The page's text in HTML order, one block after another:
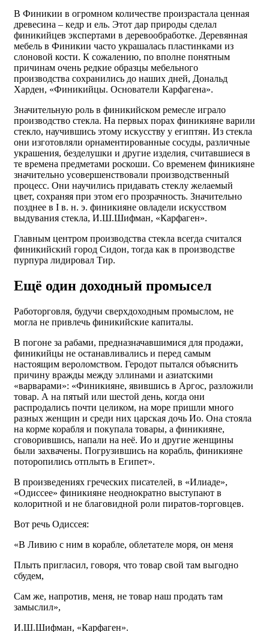
В Финикии в огромном количестве произрастала ценная
древесина – кедр и ель. Этот дар природы сделал
финикийцев экспертами в деревообработке. Деревянная
мебель в Финикии часто украшалась пластинками из
слоновой кости. К сожалению, по вполне понятным
причинам очень редкие образцы мебельного
производства сохранились до наших дней, Дональд
Харден, «Финикийцы. Основатели Карфагена».
Значительную роль в финикийском ремесле играло
производство стекла. На первых порах финикияне варили
стекло, научившись этому искусству у египтян. Из стекла
они изготовляли орнаментированные сосуды, различные
украшения, безделушки и другие изделия, считавшиеся в
те времена предметами роскоши. Со временем финикияне
значительно усовершенствовали производственный
процесс. Они научились придавать стеклу желаемый
цвет, сохраняя при этом его прозрачность. Значительно
позднее в I в. н. э. финикияне овладели искусством
выдувания стекла, И.Ш.Шифман, «Карфаген».
Главным центром производства стекла всегда считался
финикийский город Сидон, тогда как в производстве
пурпура лидировал Тир.
Ещё один доходный промысел
Работорговля, будучи сверхдоходным промыслом, не
могла не привлечь финикийские капиталы.
В погоне за рабами, предназначавшимися для продажи,
финикийцы не останавливались и перед самым
настоящим вероломством. Геродот пытался объяснить
причину вражды между эллинами и азиатскими
«варварами»: «Финикияне, явившись в Аргос, разложили
товар. А на пятый или шестой день, когда они
распродались почти целиком, на море пришли много
разных женщин и среди них царская дочь Ио. Она стояла
на корме корабля и покупала товары, а финикияне,
сговорившись, напали на неё. Ио и другие женщины
были захвачены. Погрузившись на корабль, финикияне
поторопились отплыть в Египет».
В произведениях греческих писателей, в «Илиаде»,
«Одиссее» финикияне неоднократно выступают в
колоритной и не благовидной роли пиратов-торговцев.
Вот речь Одиссея:
«В Ливию с ним в корабле, облетателе моря, он меня
Плыть пригласил, говоря, что товар свой там выгодно
сбудем,
Сам же, напротив, меня, не товар наш продать там
замыслил»,
И.Ш.Шифман, «Карфаген».